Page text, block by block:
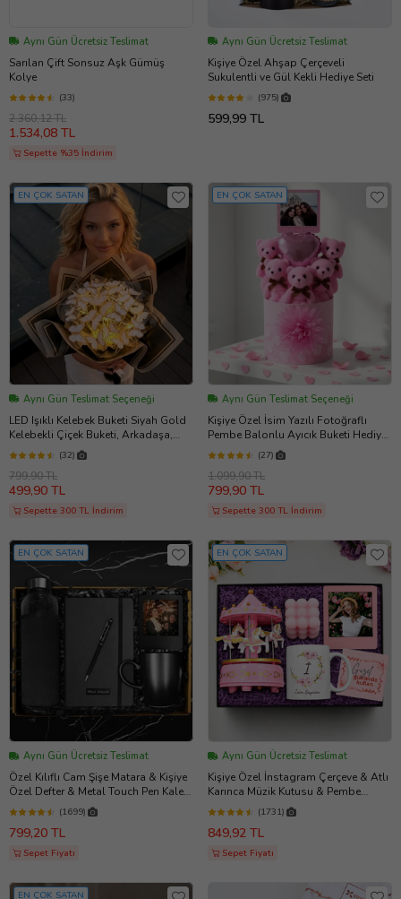
Aynı Gün Ücretsiz Teslimat
Sarılan Çift Sonsuz Aşk Gümüş
Kolye
(33)
2.360,12 TL
1.534,08 TL
Sepette %35 İndirim
Aynı Gün Ücretsiz Teslimat
Kişiye Özel Ahşap Çerçeveli
Sukulentli ve Gül Kekli Hediye Seti
(975)
599,99 TL
EN ÇOK SATAN
Aynı Gün Teslimat Seçeneği
LED Işıklı Kelebek Buketi Siyah Gold
Kelebekli Çiçek Buketi, Arkadaşa,
Kıza Sevgiliye Hediye
(32)
799,90 TL
499,90 TL
Sepette 300 TL İndirim
EN ÇOK SATAN
Aynı Gün Teslimat Seçeneği
Kişiye Özel İsim Yazılı Fotoğraflı
Pembe Balonlu Ayıcık Buketi Hediye
Kutusunda Arkadaşa Sevgiliye
Hediye
(27)
1.099,90 TL
799,90 TL
Sepette 300 TL İndirim
EN ÇOK SATAN
Aynı Gün Ücretsiz Teslimat
Özel Kılıflı Cam Şişe Matara & Kişiye
Özel Defter & Metal Touch Pen Kalem
& Fotoğraf Çerçevesi & Siyah Kupa
Hediye Seti
(1699)
799,20 TL
Sepet Fiyatı
EN ÇOK SATAN
Aynı Gün Ücretsiz Teslimat
Kişiye Özel İnstagram Çerçeve & Atlı
Karınca Müzik Kutusu & Pembe
Bubble Mum & Kupa Hediye Seti
(1731)
849,92 TL
Sepet Fiyatı
EN ÇOK SATAN